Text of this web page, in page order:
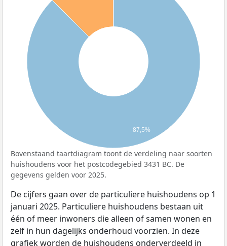
87,5%
Bovenstaand taartdiagram toont de verdeling naar soorten
huishoudens voor het postcodegebied 3431 BC. De
gegevens gelden voor 2025.
De cijfers gaan over de particuliere huishoudens op 1
januari 2025. Particuliere huishoudens bestaan uit
één of meer inwoners die alleen of samen wonen en
zelf in hun dagelijks onderhoud voorzien. In deze
grafiek worden de huishoudens onderverdeeld in